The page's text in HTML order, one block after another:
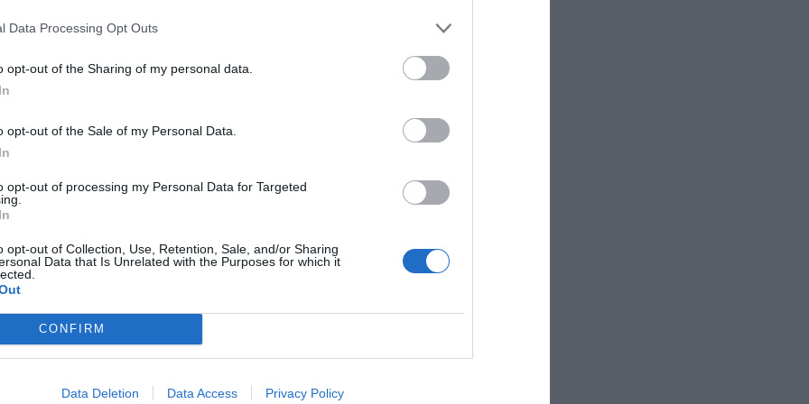
Data Processing Opt Outs
opt-out of the Sharing of my personal data.
opt-out of the Sale of my Personal Data.
opt-out of processing my Personal Data for Targeted
opt-out of Collection, Use, Retention, Sale, and/or Sharing
Data that Is Unrelated with the Purposes for which it
CONFIRM
Data Deletion Data Access Privacy Policy
2P
2P es la unidad de estrategia e inteligencia de mercado de
Liga F y Primera Federación; 200 clubes de ligas
de ACB y Primera FEB y otra veintena de Euroliga,
también contabiliza la asistencia a todos los eventos
y música en España, así como más de 24.000
en el mercado español y otros 7.000 contratos de las
norteamericanas de fútbol y baloncesto, segmentados por
de activos, marcas, categorías de producto y valor
través deintelligence@2playbook.com